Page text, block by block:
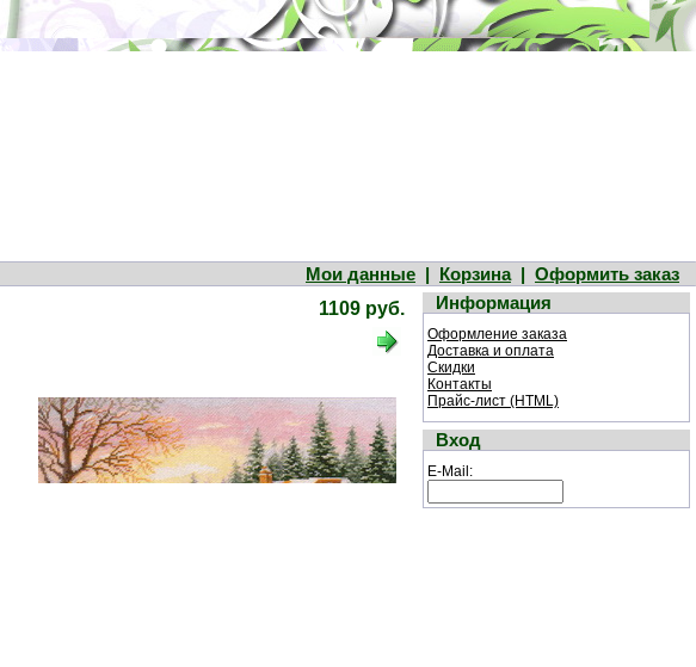
Мои данные | Корзина| Оформить заказ
1109 руб. Информация
Оформление заказа
Доставка и оплата
Скидки
Контакты
Прайс-лист (HTML)
Вход
E-Mail: